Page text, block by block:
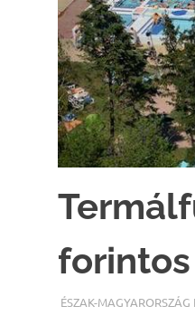
TERMALFURDOK.COM
ÉSZAK-MAGYARORSZÁG